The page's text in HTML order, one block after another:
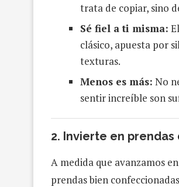
trata de copiar, sino
Sé fiel a ti misma:
clásico, apuesta por
texturas.
Menos es más: No
sentir increíble son
2. Invierte en prendas
A medida que avanzamos
prendas bien